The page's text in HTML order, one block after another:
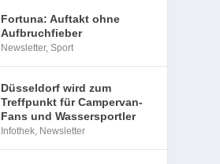
Fortuna: Auftakt ohne
Aufbruchfieber
Newsletter,Sport
Düsseldorf wird zum
Treffpunkt für Campervan-
Fans und Wassersportler
Infothek, Newsletter